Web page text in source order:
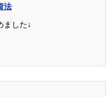
法
ました↓